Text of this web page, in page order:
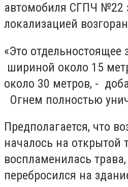
автомобиля СГПЧ №22
локализацией
«Это отдельностоящее
шириной около 15
около 30 метров, -
Огнем полностью
Предполагается, что
началось на открытой
воспламенилась
перебросился на